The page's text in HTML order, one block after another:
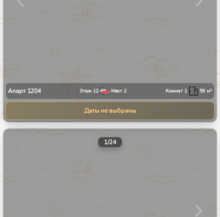
Апарт 1204 Этаж 12 Мест 2 Комнат 1 59 м²
Даты не выбраны
1/24